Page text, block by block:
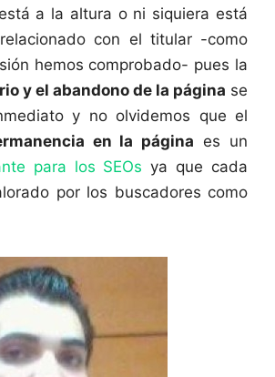
a la altura o ni siquiera está
con el titular -como
hemos comprobado- pues la
y el abandono de la página se
y no olvidemos que el
en la página es un
para los SEOs ya que cada
por los buscadores como